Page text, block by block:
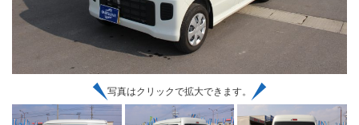
写真はクリックで拡大できます。